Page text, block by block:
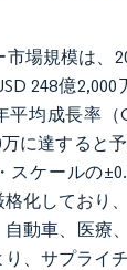
場規模は、
248億
平均成長率（
万に達すると
スケールの
化しており
動車、医療
、サプライ